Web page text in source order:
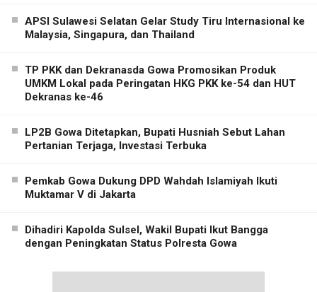
APSI Sulawesi Selatan Gelar Study Tiru Internasional ke
Malaysia, Singapura, dan Thailand
TP PKK dan Dekranasda Gowa Promosikan Produk
UMKM Lokal pada Peringatan HKG PKK ke-54 dan HUT
Dekranas ke-46
LP2B Gowa Ditetapkan, Bupati Husniah Sebut Lahan
Pertanian Terjaga, Investasi Terbuka
Pemkab Gowa Dukung DPD Wahdah Islamiyah Ikuti
Muktamar V di Jakarta
Dihadiri Kapolda Sulsel, Wakil Bupati Ikut Bangga
dengan Peningkatan Status Polresta Gowa